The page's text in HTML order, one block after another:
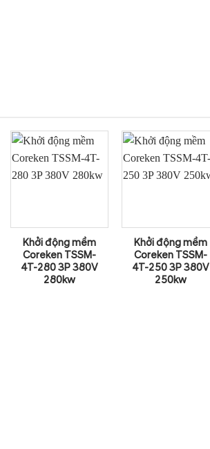
Khởi động mềm
Coreken TSSM-
4T-280 3P 380V
280kw
Khởi động mềm
Coreken TSSM-
4T-250 3P 380V
250kw